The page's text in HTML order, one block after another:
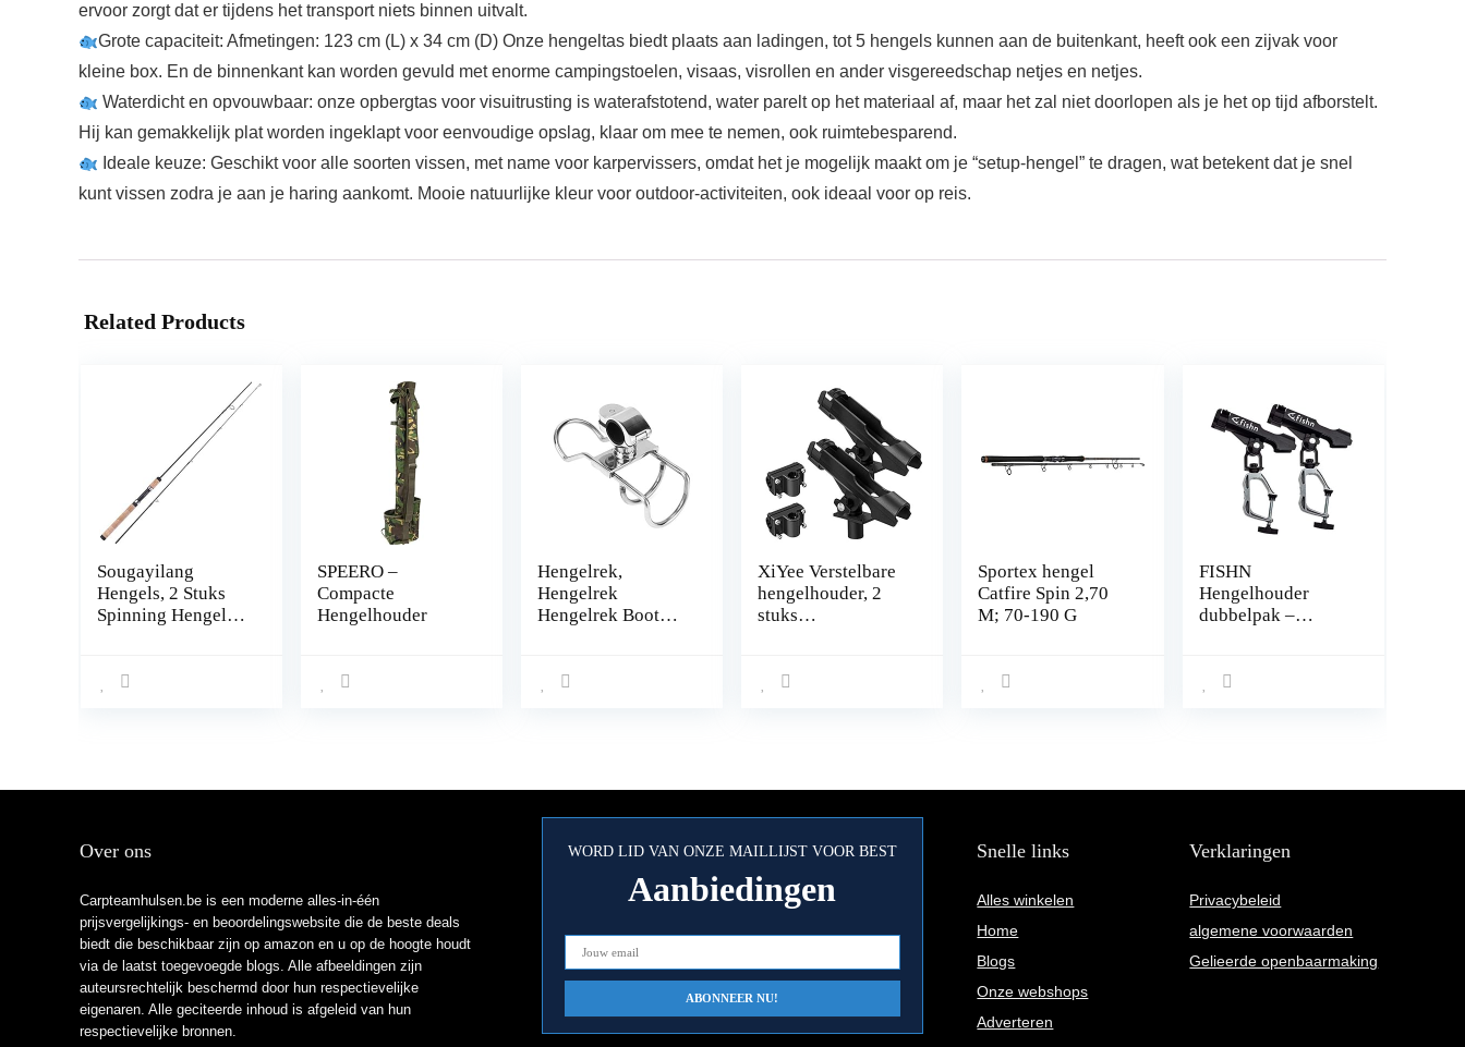
ervoor zorgt dat er tijdens het transport niets binnen uitvalt.
Grote capaciteit: Afmetingen: 123 cm (L) x 34 cm (D) Onze hengeltas biedt plaats aan ladingen, tot 5 hengels kunnen aan de buitenkant, heeft ook een zijvak voor
kleine box. En de binnenkant kan worden gevuld met enorme campingstoelen, visaas, visrollen en ander visgereedschap netjes en netjes.
Waterdicht en opvouwbaar: onze opbergtas voor visuitrusting is waterafstotend, water parelt op het materiaal af, maar het zal niet doorlopen als je het op tijd afborstelt.
Hij kan gemakkelijk plat worden ingeklapt voor eenvoudige opslag, klaar om mee te nemen, ook ruimtebesparend.
Ideale keuze: Geschikt voor alle soorten vissen, met name voor karpervissers, omdat het je mogelijk maakt om je “setup-hengel” te dragen, wat betekent dat je snel
kunt vissen zodra je aan je haring aankomt. Mooie natuurlijke kleur voor outdoor-activiteiten, ook ideaal voor op reis.
Related Products
Sougayilang
Hengels, 2 Stuks
Spinning Hengel
Kurk Handvat
Geschenken Snoek,
SPEERO –
Compacte
Hengelhouder
Hengelrek,
Hengelrek
Hengelrek Boot
Hengelrek
XiYee Verstelbare
hengelhouder, 2
stuks
hengelrek met
draaibaar
Sportex hengel
Catfire Spin 2,70
M; 70-190 G
FISHN
Hengelhouder
dubbelpak –
stabiel – eenvoudig
hengelhouder voor
(2x)
Over ons
Carpteamhulsen.be is een moderne alles-in-één
prijsvergelijkings- en beoordelingswebsite die de beste deals
biedt die beschikbaar zijn op amazon en u op de hoogte houdt
via de laatst toegevoegde blogs. Alle afbeeldingen zijn
auteursrechtelijk beschermd door hun respectievelijke
eigenaren. Alle geciteerde inhoud is afgeleid van hun
respectievelijke bronnen.
WORD LID VAN ONZE MAILLIJST VOOR BEST
Aanbiedingen
Snelle links
Alles winkelen
Home
Blogs
Onze webshops
Adverteren
Verklaringen
Privacybeleid
algemene voorwaarden
Gelieerde openbaarmaking